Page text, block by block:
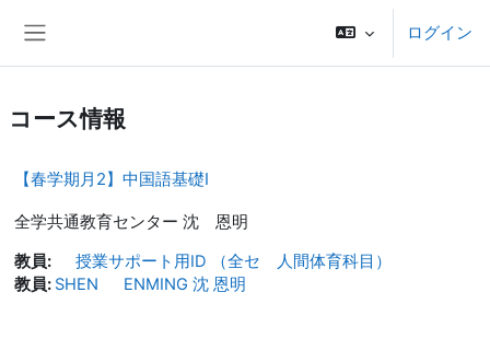
ログイン
コース情報
【春学期月2】中国語基礎Ⅰ
全学共通教育センター 沈 恩明
教員:
授業サポート用ID （全セ 人間体育科目）
教員: SHEN ENMING 沈 恩明